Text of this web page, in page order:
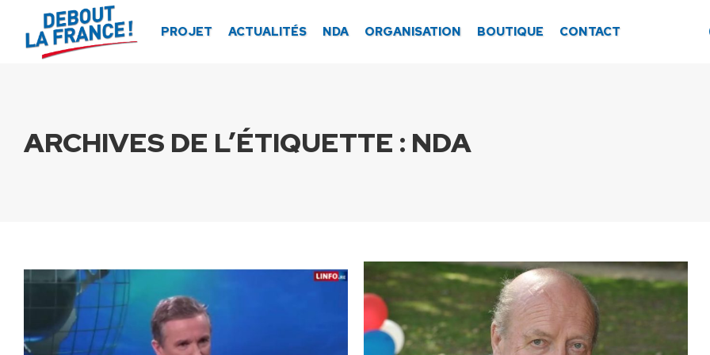
PROJET ACTUALITÉS NDA ORGANISATION BOUTIQUE CONTACT
ARCHIVES DE L’ÉTIQUETTE : NDA
Panneau de gestion des cookies